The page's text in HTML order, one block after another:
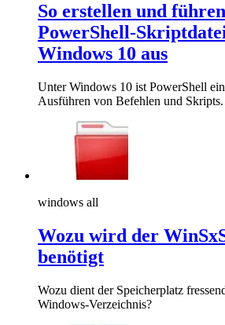
So erstellen und
PowerShell-
Windows 10 aus
Unter Windows 10 ist PowerShell
Ausführen von Befehlen und Skripts.
windows all
Wozu wird der
benötigt
Wozu dient der Speicherplatz
Windows-Verzeichnis?